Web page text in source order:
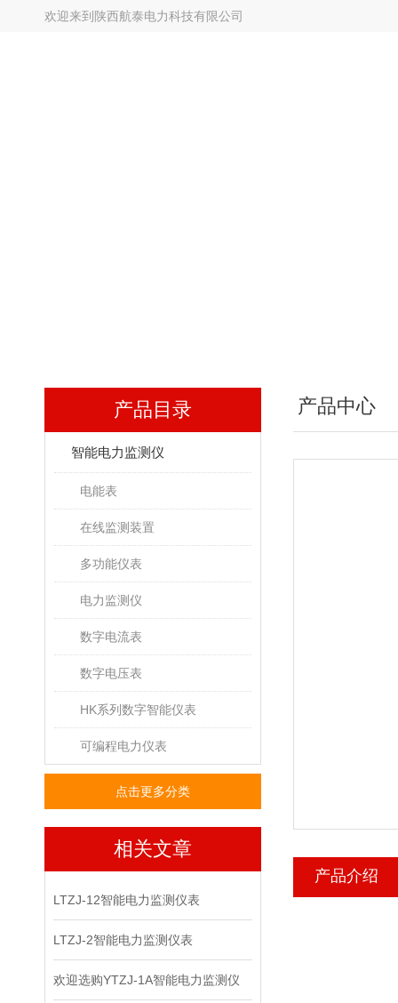
欢迎来到 陕西航泰电力科技有限公司
产品目录
智能电力监测仪
电能表
在线监测装置
多功能仪表
电力监测仪
数字电流表
数字电压表
HK系列数字智能仪表
可编程电力仪表
点击更多分类
相关文章
LTZJ-12智能电力监测仪表
LTZJ-2智能电力监测仪表
欢迎选购YTZJ-1A智能电力监测仪
产品中心
产品介绍